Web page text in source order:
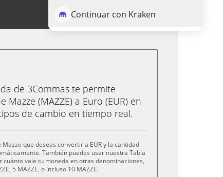
Continuar con Kraken
Opera MAZZE
de 3Commas te permite
(MAZZE) a Euro (EUR) en
de cambio en tiempo real.
que deseas convertir a EUR y la cantidad
También puedes usar nuestra Tabla
vale tu moneda en otras denominaciones,
5 MAZZE, o incluso 10 MAZZE.